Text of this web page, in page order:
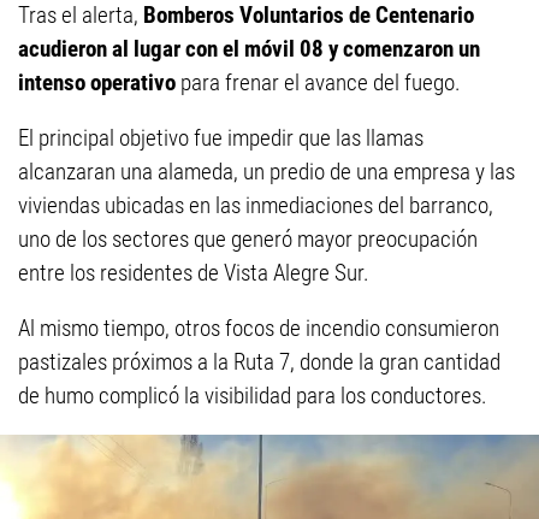
Tras el alerta, Bomberos Voluntarios de Centenario
acudieron al lugar con el móvil 08 y comenzaron un
intenso operativo para frenar el avance del fuego.
El principal objetivo fue impedir que las llamas
alcanzaran una alameda, un predio de una empresa y las
viviendas ubicadas en las inmediaciones del barranco,
uno de los sectores que generó mayor preocupación
entre los residentes de Vista Alegre Sur.
Al mismo tiempo, otros focos de incendio consumieron
pastizales próximos a la Ruta 7, donde la gran cantidad
de humo complicó la visibilidad para los conductores.